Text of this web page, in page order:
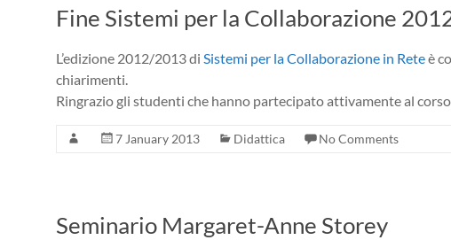
Fine Sistemi per la Collaborazione
L’edizione 2012/2013 di Sistemi per la Collaborazione in Reteè
chiarimenti.
Ringrazio gli studenti che hanno partecipato attivamente al
7 January 2013 Didattica No Comments
Seminario Margaret-Anne Storey